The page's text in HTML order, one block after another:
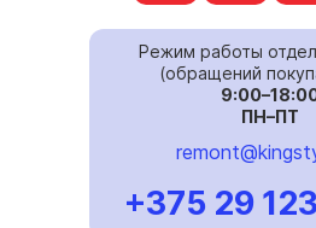
Режим работы
(обращений
ПН–ПТ
+375 29